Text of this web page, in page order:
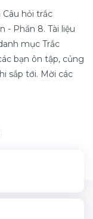
hỏi trắc
- Phần 8. Tài liệu
mục Trắc
bạn ôn tập, củng
sắp tới. Mời các